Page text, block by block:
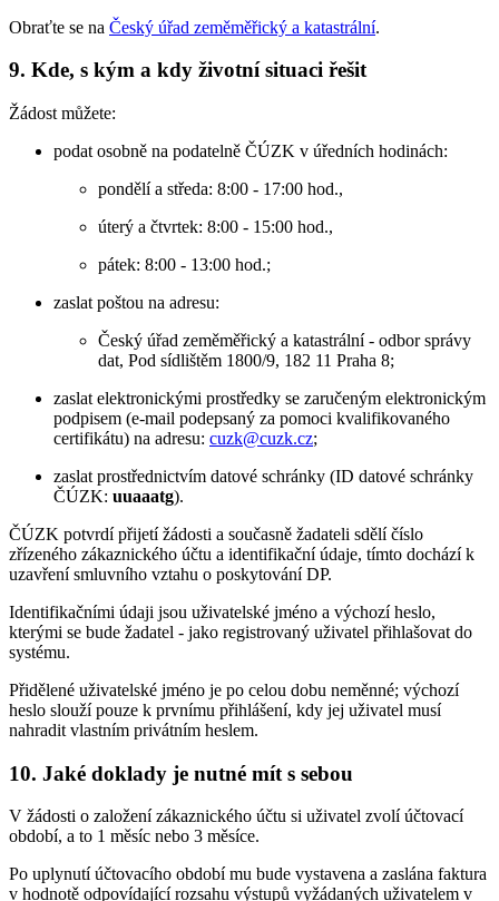
Obraťte se na Český úřad zeměměřický a katastrální.
9. Kde, s kým a kdy životní situaci řešit
Žádost můžete:
podat osobně na podatelně ČÚZK v úředních hodinách:
pondělí a středa: 8:00 - 17:00 hod.,
úterý a čtvrtek: 8:00 - 15:00 hod.,
pátek: 8:00 - 13:00 hod.;
zaslat poštou na adresu:
Český úřad zeměměřický a katastrální - odbor správy
dat, Pod sídlištěm 1800/9, 182 11 Praha 8;
zaslat elektronickými prostředky se zaručeným elektronickým
podpisem (e-mail podepsaný za pomoci kvalifikovaného
certifikátu) na adresu: cuzk@cuzk.cz;
zaslat prostřednictvím datové schránky (ID datové schránky
ČÚZK: uuaaatg).
ČÚZK potvrdí přijetí žádosti a současně žadateli sdělí číslo
zřízeného zákaznického účtu a identifikační údaje, tímto dochází k
uzavření smluvního vztahu o poskytování DP.
Identifikačními údaji jsou uživatelské jméno a výchozí heslo,
kterými se bude žadatel - jako registrovaný uživatel přihlašovat do
systému.
Přidělené uživatelské jméno je po celou dobu neměnné; výchozí
heslo slouží pouze k prvnímu přihlášení, kdy jej uživatel musí
nahradit vlastním privátním heslem.
10. Jaké doklady je nutné mít s sebou
V žádosti o založení zákaznického účtu si uživatel zvolí účtovací
období, a to 1 měsíc nebo 3 měsíce.
Po uplynutí účtovacího období mu bude vystavena a zaslána faktura
v hodnotě odpovídající rozsahu výstupů vyžádaných uživatelem v